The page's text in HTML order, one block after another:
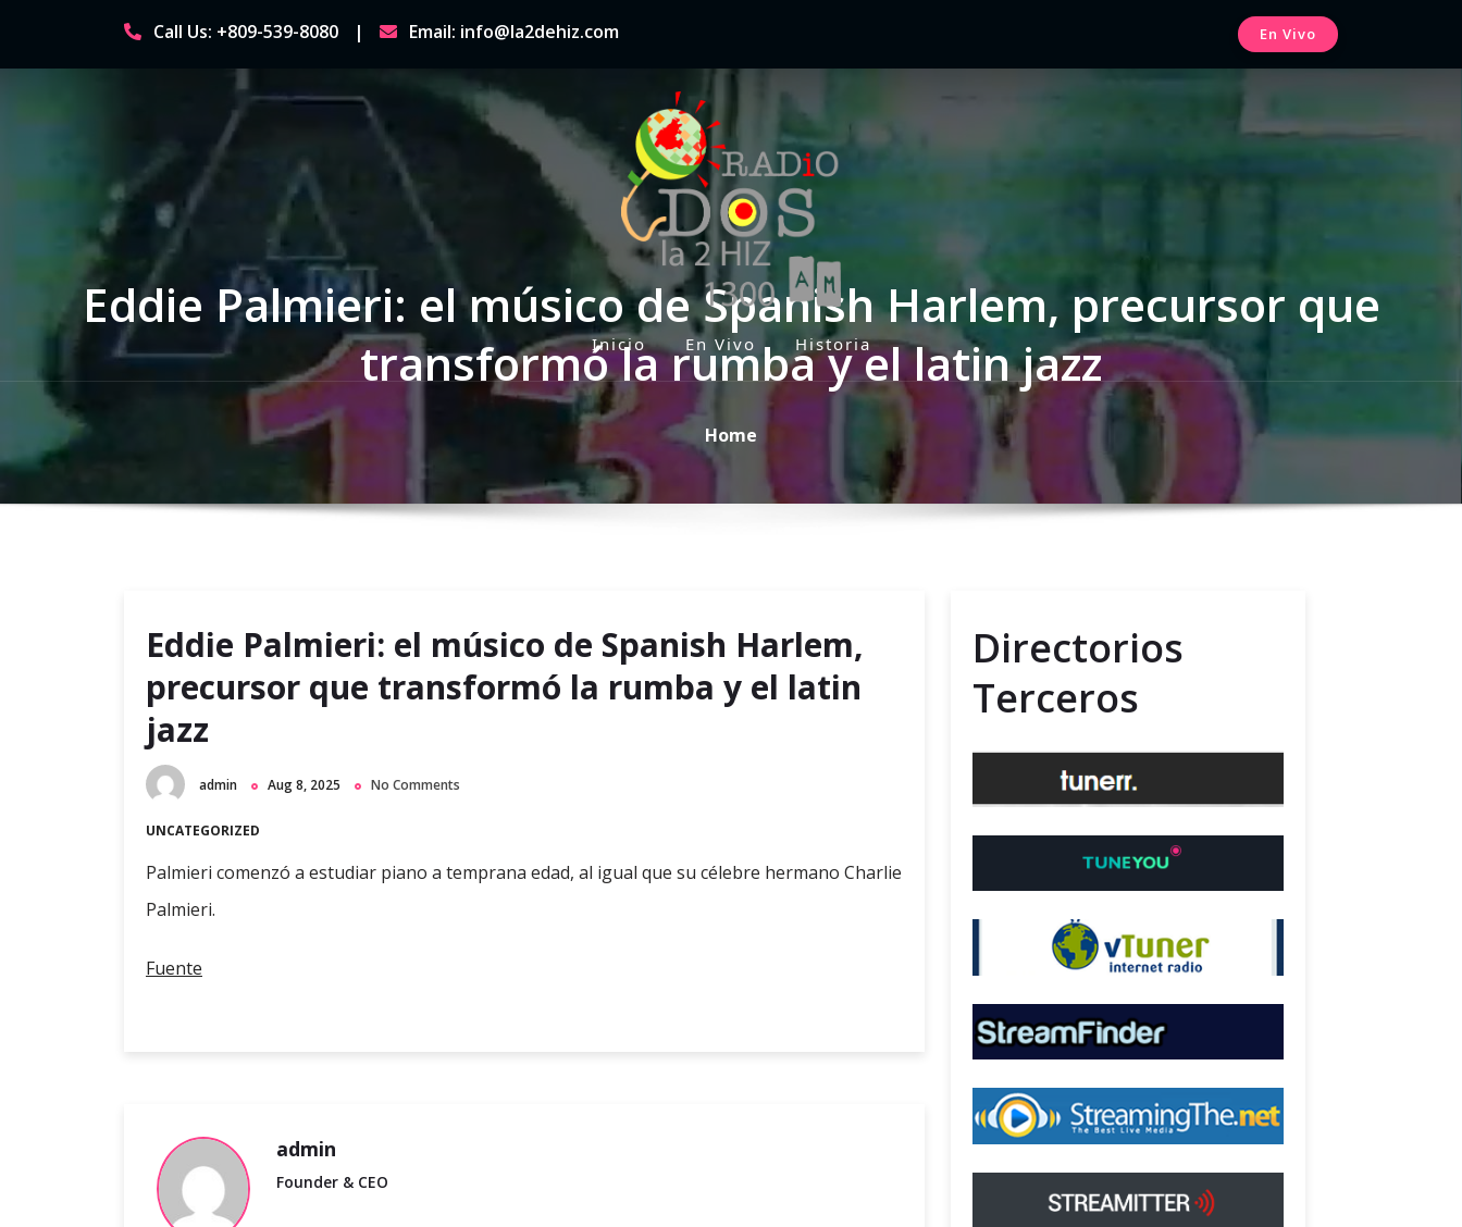
content
Call Us: +809-539-8080 Email: info@la2dehiz.com En Vivo
P
r
i
a
r
u
Inicio En Vivo Historia
Eddie Palmieri: el músico de Spanish Harlem, precursor que
transformó la rumba y el latin jazz
Home
Eddie Palmieri: el músico de Spanish Harlem,
precursor que transformó la rumba y el latin
jazz
admin Aug 8, 2025 No Comments
UNCATEGORIZED
Palmieri comenzó a estudiar piano a temprana edad, al igual que su célebre hermano Charlie
Palmieri.
Fuente
admin
Founder & CEO
Directorios
Terceros